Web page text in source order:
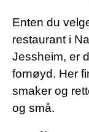
Enten du
restaurant i
Jessheim, er
fornøyd. Her
smaker og
og små.